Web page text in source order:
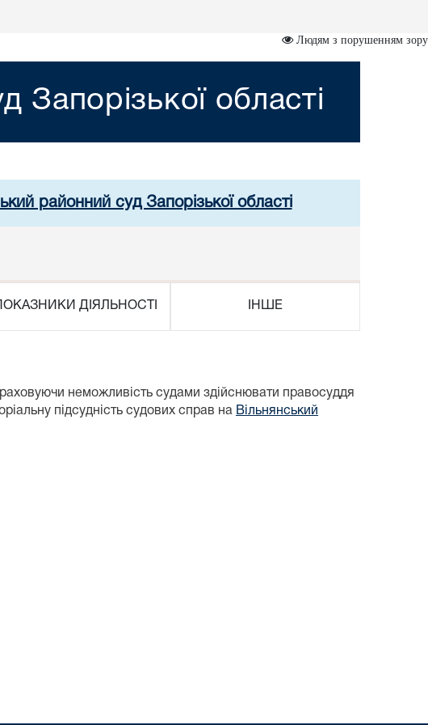
Людям з порушенням зору
Запорізької області
районний суд Запорізької області
ДІЯЛЬНОСТІ ІНШЕ
неможливість судами здійснювати правосуддя
підсудність судових справ на Вільнянський